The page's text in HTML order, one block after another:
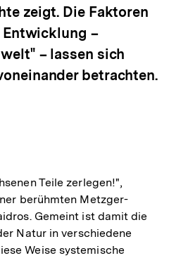
zeigt. Die Faktoren
–
– lassen sich
betrachten.
Teile zerlegen!",
berühmten Metzger-
Gemeint ist damit die
Natur in verschiedene
Weise systemische